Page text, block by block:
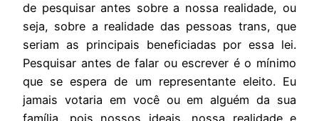
de pesquisar antes sobre a nossa realidade, ou
seja, sobre a realidade das pessoas trans, que
seriam as principais beneficiadas por essa lei.
Pesquisar antes de falar ou escrever é o mínimo
que se espera de um representante eleito. Eu
jamais votaria em você ou em alguém da sua